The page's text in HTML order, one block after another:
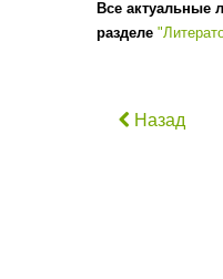
Все актуальные
разделе
Назад